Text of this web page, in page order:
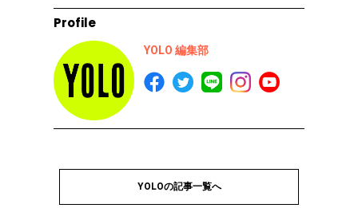
Profile
YOLO 編集部
YOLOの記事一覧へ